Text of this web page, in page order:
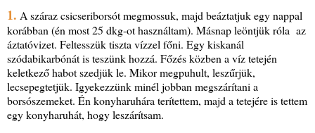
1. A száraz csicseriborsót megmossuk, majd beáztatjuk egy nappal
korábban (én most 25 dkg-ot használtam). Másnap leöntjük róla az
áztatóvizet. Feltesszük tiszta vízzel főni. Egy kiskanál
szódabikarbónát is teszünk hozzá. Főzés közben a víz tetején
keletkező habot szedjük le. Mikor megpuhult, leszűrjük,
lecsepegtetjük. Igyekezzünk minél jobban megszárítani a
borsószemeket. Én konyharuhára terítettem, majd a tetejére is tettem
egy konyharuhát, hogy leszárítsam.